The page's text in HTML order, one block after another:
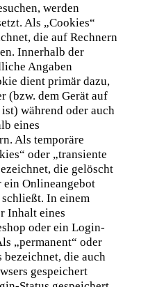
werden
Als „Cookies“
die auf Rechnern
Innerhalb der
Angaben
dient primär dazu,
(bzw. dem Gerät auf
während oder auch
eines
Als temporäre
oder „transiente
die gelöscht
ein Onlineangebot
In einem
Inhalt eines
oder ein Login-
„permanent“ oder
bezeichnet, die auch
gespeichert